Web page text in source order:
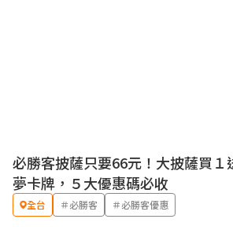
優惠
必勝客披薩只要66元！大披薩買１
夢卡牌，５大優惠碼必收
全台 ＃必勝客 ＃必勝客優惠